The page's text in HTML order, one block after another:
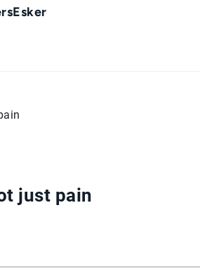
Esker
just pain